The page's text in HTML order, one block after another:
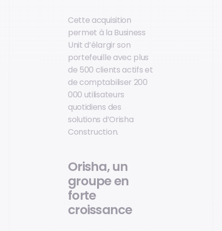
Cette acquisition
permet à la Business
Unit d’élargir son
portefeuille avec plus
de 500 clients actifs et
de comptabiliser 200
000 utilisateurs
quotidiens des
solutions d’Orisha
Construction.
Orisha, un
groupe en
forte
croissance